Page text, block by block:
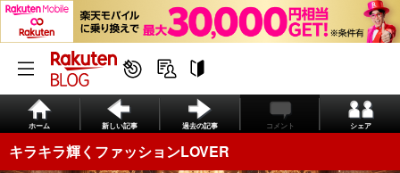
ホーム 新しい記事 過去の記事 コメント シェア
キラキラ輝くファッションLOVER